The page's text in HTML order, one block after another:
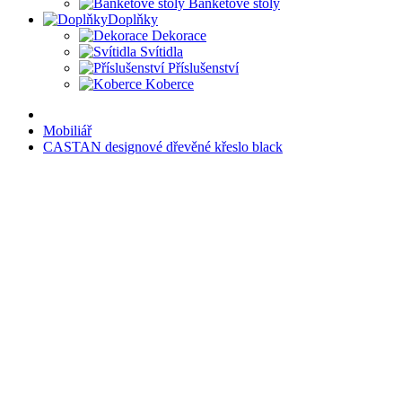
Banketové stoly
Doplňky
Dekorace
Svítidla
Příslušenství
Koberce
Mobiliář
CASTAN designové dřevěné křeslo black